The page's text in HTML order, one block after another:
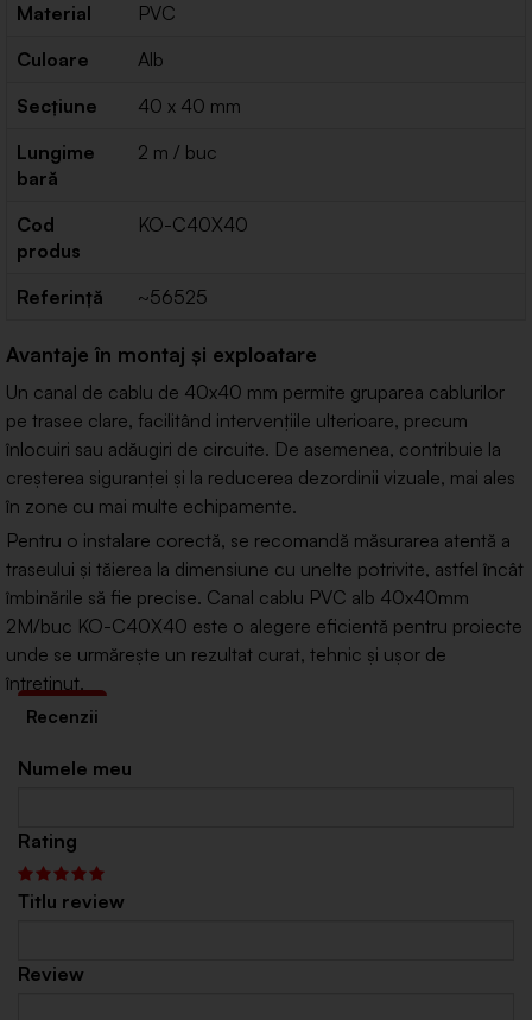
Material
PVC
Culoare
Alb
Secțiune
40 x 40 mm
Lungime
bară
2 m / buc
Cod
produs
KO-C40X40
Referință ~56525
Avantaje în montaj și exploatare
Un canal de cablu de 40x40 mm permite gruparea cablurilor
pe trasee clare, facilitând intervențiile ulterioare, precum
înlocuiri sau adăugiri de circuite. De asemenea, contribuie la
creșterea siguranței și la reducerea dezordinii vizuale, mai ales
în zone cu mai multe echipamente.
Pentru o instalare corectă, se recomandă măsurarea atentă a
traseului și tăierea la dimensiune cu unelte potrivite, astfel încât
îmbinările să fie precise. Canal cablu PVC alb 40x40mm
2M/buc KO-C40X40 este o alegere eficientă pentru proiecte
unde se urmărește un rezultat curat, tehnic și ușor de
întreținut.
Numele meu
Rating
Titlu review
Review